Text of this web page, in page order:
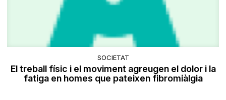
SOCIETAT
El treball físic i el moviment agreugen el dolor i la
fatiga en homes que pateixen fibromiàlgia